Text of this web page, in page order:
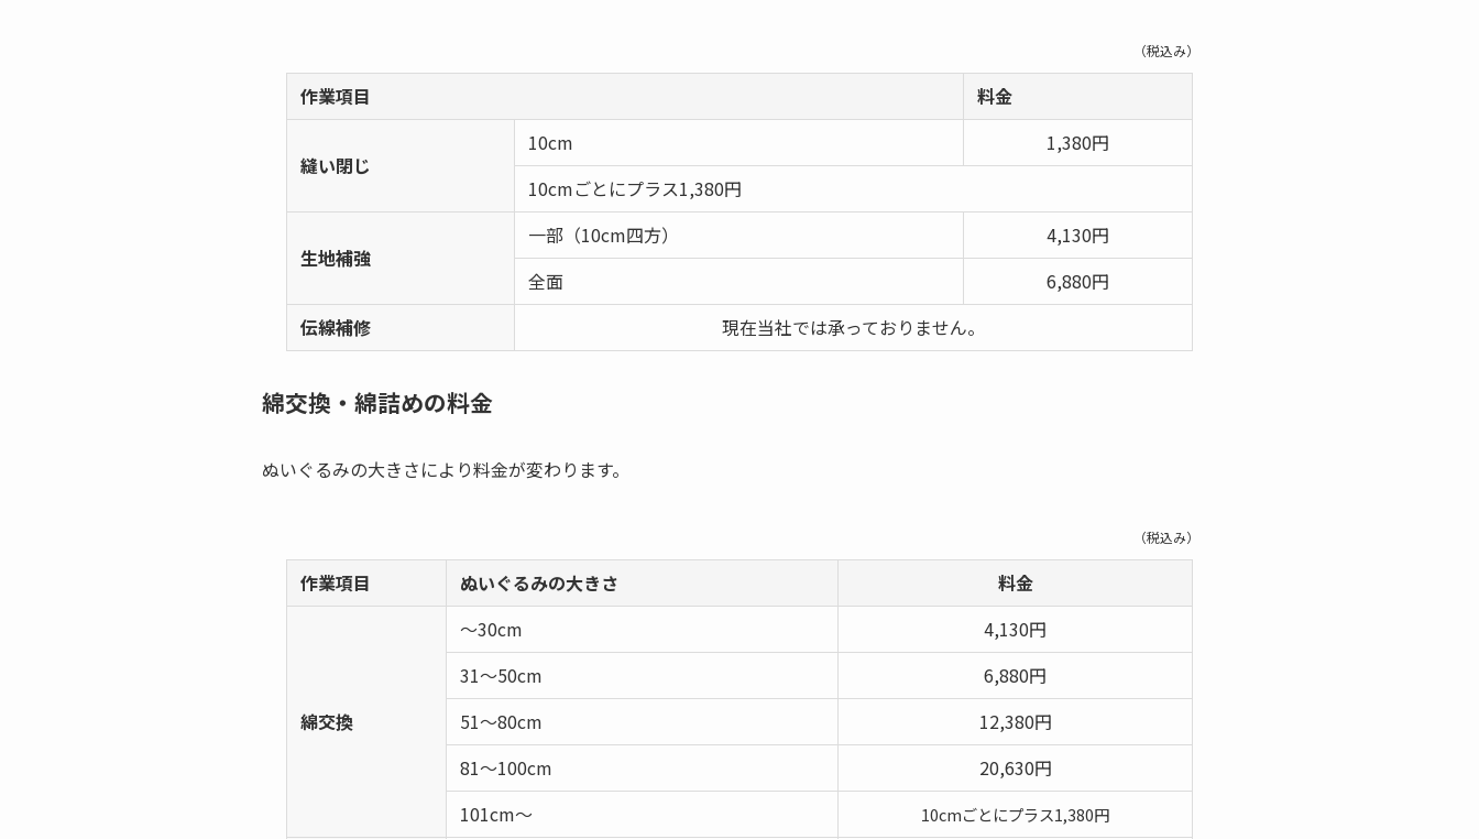
（税込み）
作業項目 料金
縫い閉じ
10cm
1,380円
10cmごとにプラス1,380円
生地補強
一部（10cm四方）
4,130円
全面
6,880円
伝線補修
現在当社では承っておりません。
綿交換・綿詰めの料金
ぬいぐるみの大きさにより料金が変わります。
（税込み）
作業項目 ぬいぐるみの大きさ 料金
綿交換
～30cm
4,130円
31～50cm
6,880円
51～80cm
12,380円
81～100cm
20,630円
101cm～
10cmごとにプラス1,380円